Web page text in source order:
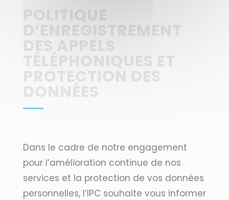
POLITIQUE
D’ENREGISTREMENT
DES APPELS
TÉLÉPHONIQUES ET
PROTECTION DES
Dans le cadre de notre engagement
pour l’amélioration continue de nos
services et la protection de vos données
personnelles, l’IPC souhaite vous informer